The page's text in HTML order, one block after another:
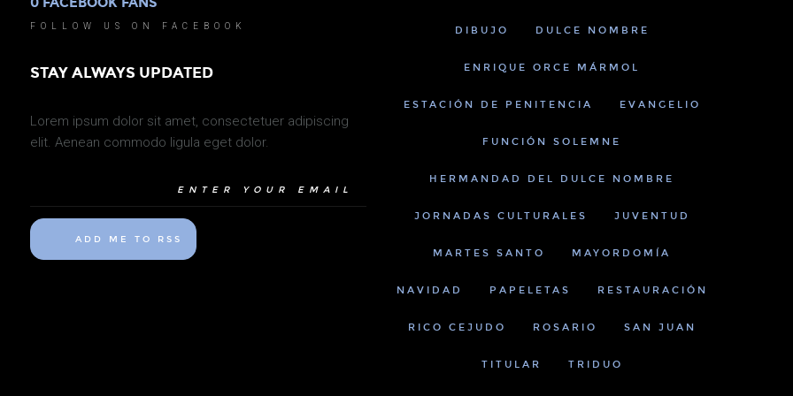
FOLLOW US ON FACEBOOK FOLLOW OUR YOUTUBE CHANNEL
STAY ALWAYS UPDATED
Lorem ipsum dolor sit amet, consectetuer adipiscing
elit. Aenean commodo ligula eget dolor.
ADD ME TO RSS
DIBUJO DULCE NOMBRE
ENRIQUE ORCE MÁRMOL
ESTACIÓN DE PENITENCIA EVANGELIO
FUNCIÓN SOLEMNE
HERMANDAD DEL DULCE NOMBRE
JORNADAS CULTURALES JUVENTUD
MARTES SANTO MAYORDOMÍA
NAVIDAD PAPELETAS RESTAURACIÓN
RICO CEJUDO ROSARIO SAN JUAN
TITULAR TRIDUO